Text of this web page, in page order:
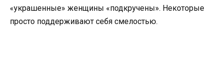
«украшенные» женщины «подкручены». Некоторые
просто поддерживают себя смелостью.